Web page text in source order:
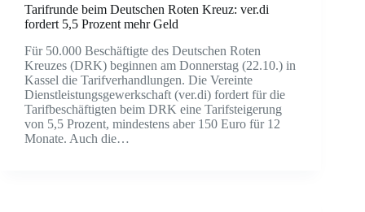
Tarifrunde beim Deutschen Roten Kreuz: ver.di
fordert 5,5 Prozent mehr Geld
Für 50.000 Beschäftigte des Deutschen Roten
Kreuzes (DRK) beginnen am Donnerstag (22.10.) in
Kassel die Tarifverhandlungen. Die Vereinte
Dienstleistungsgewerkschaft (ver.di) fordert für die
Tarifbeschäftigten beim DRK eine Tarifsteigerung
von 5,5 Prozent, mindestens aber 150 Euro für 12
Monate. Auch die…